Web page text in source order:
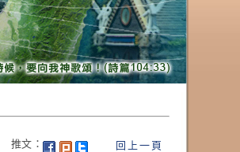
推文： 回上一頁